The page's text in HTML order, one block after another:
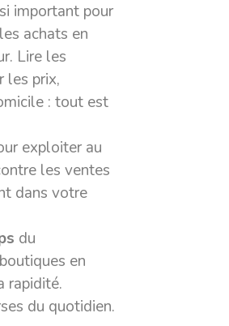
important pour
achats en
Lire les
les prix,
: tout est
exploiter au
les ventes
dans votre
du
en
rapidité.
du quotidien.